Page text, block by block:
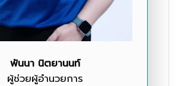
พันนา นิตยานนท์
ผู้ช่วยผู้อำนวยการ